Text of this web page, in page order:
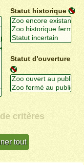
Statut historique
Statut d'ouverture
critères